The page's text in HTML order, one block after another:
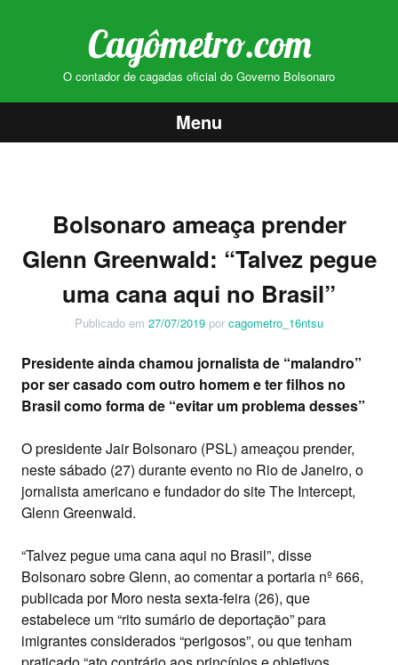
Cagômetro.com
O contador de cagadas oficial do Governo Bolsonaro
Menu
conteúdoBolsonaro ameaça prender
Glenn Greenwald: “Talvez pegue
uma cana aqui no Brasil”
Publicado em 27/07/2019 por cagometro_16ntsu
Presidente ainda chamou jornalista de “malandro”
por ser casado com outro homem e ter filhos no
Brasil como forma de “evitar um problema desses”
O presidente Jair Bolsonaro (PSL) ameaçou prender,
neste sábado (27) durante evento no Rio de Janeiro, o
jornalista americano e fundador do site The Intercept,
Glenn Greenwald.
“Talvez pegue uma cana aqui no Brasil”, disse
Bolsonaro sobre Glenn, ao comentar a portaria nº 666,
publicada por Moro nesta sexta-feira (26), que
estabelece um “rito sumário de deportação” para
imigrantes considerados “perigosos”, ou que tenham